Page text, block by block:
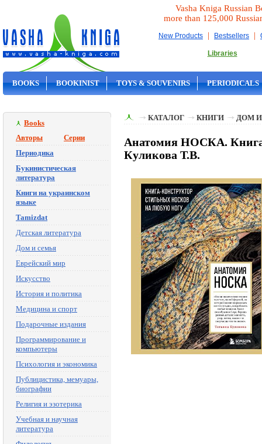
Vasha Kniga Russian
more than 125,000
New Products | Bestsellers |
Libraries
BOOKS BOOKINIST TOYS & SOUVENIRS PERIODICALS
Books
Авторы
Серии
Периодика
Букинистическая
литература
Книги на украинском
языке
Tamizdat
Детская литература
Дом и семья
Еврейский мир
Искусство
История и политика
Медицина и спорт
Подарочные издания
Программирование и
компьютеры
Психология и экономика
Публицистика, мемуары,
биографии
Религия и эзотерика
Учебная и научная
литература
КАТАЛОГ КНИГИ ДОМ
Анатомия НОСКА.
Куликова Т.В.